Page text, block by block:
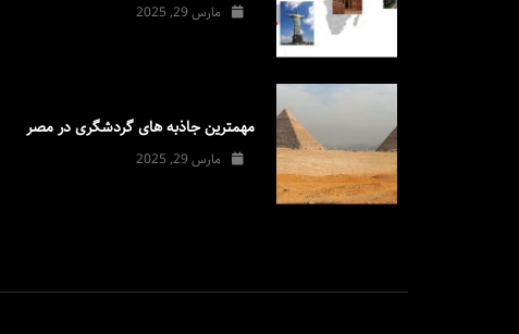
مارس 29, 2025
مهمترین جاذبه های گردشگری در مصر
مارس 29, 2025